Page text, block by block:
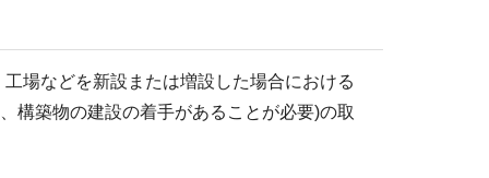
場などを新設または増設した場合における
構築物の建設の着手があることが必要)の取